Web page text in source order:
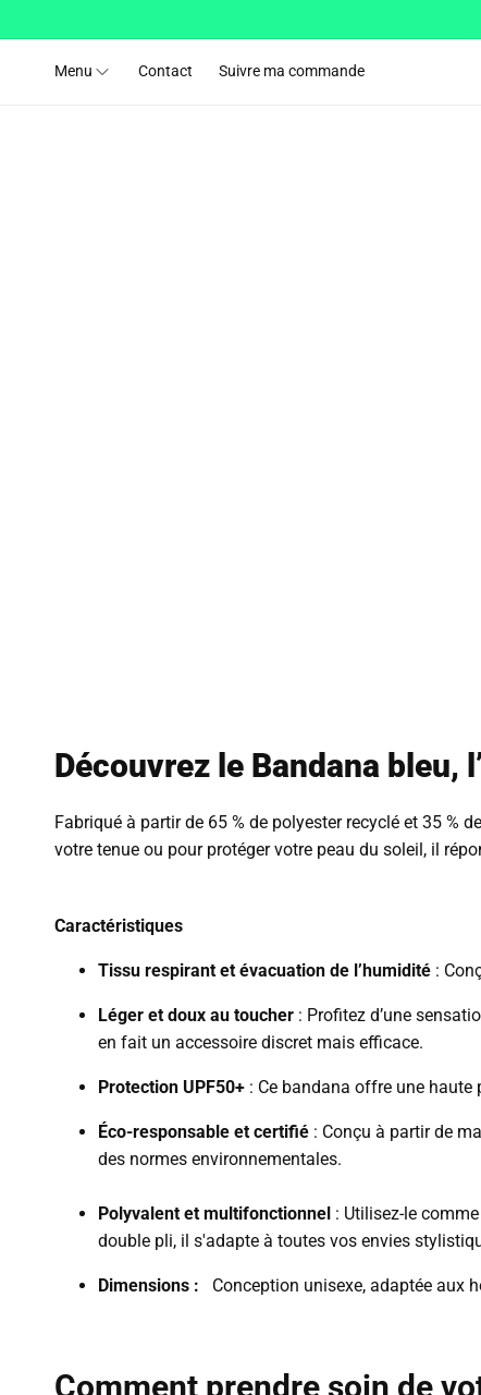
Menu Contact Suivre ma commande
Découvrez le Bandana bleu,
Fabriqué à partir de 65 % de polyester recyclé et 35 %
votre tenue ou pour protéger votre peau du soleil, il
Caractéristiques
Tissu respirant et évacuation de l’humidité :
Léger et doux au toucher : Profitez d’une
en fait un accessoire discret mais efficace.
Protection UPF50+ : Ce bandana offre une haute
Éco-responsable et certifié : Conçu à partir de
des normes environnementales.
Polyvalent et multifonctionnel : Utilisez-le
double pli, il s'adapte à toutes vos envies
Dimensions : Conception unisexe, adaptée aux
Comment prendre soin de